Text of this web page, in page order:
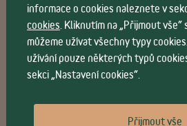
informace o cookies naleznete v
cookies. Kliknutím na „Přijmout
můžeme užívat všechny typy
užívání pouze některých typů
sekci „Nastavení cookies“.
Přijmout vše